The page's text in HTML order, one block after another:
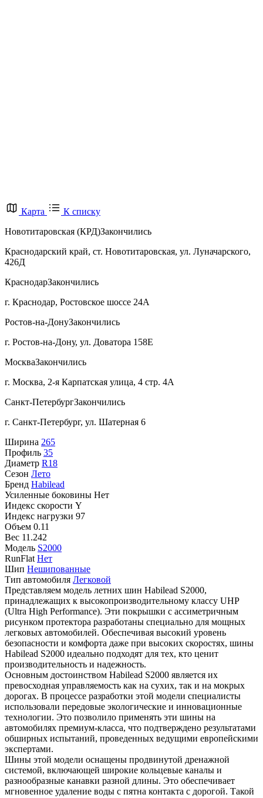
Карта
К списку
Новотитаровская (КРД)Закончились
Краснодарский край, ст. Новотитаровская, ул. Луначарского,
426Д
КраснодарЗакончились
г. Краснодар, Ростовское шоссе 24А
Ростов-на-ДонуЗакончились
г. Ростов-на-Дону, ул. Доватора 158Е
МоскваЗакончились
г. Москва, 2-я Карпатская улица, 4 стр. 4А
Санкт-ПетербургЗакончились
г. Санкт-Петербург, ул. Шатерная 6
Ширина 265
Профиль 35
Диаметр R18
Сезон Лето
Бренд Habilead
Усиленные боковины Нет
Индекс скорости Y
Индекс нагрузки 97
Объем 0.11
Вес 11.242
Модель S2000
RunFlat Нет
Шип Нешипованные
Тип автомобиля Легковой
Представляем модель летних шин Habilead S2000,
принадлежащих к высокопроизводительному классу UHP
(Ultra High Performance). Эти покрышки с ассиметричным
рисунком протектора разработаны специально для мощных
легковых автомобилей. Обеспечивая высокий уровень
безопасности и комфорта даже при высоких скоростях, шины
Habilead S2000 идеально подходят для тех, кто ценит
производительность и надежность.
Основным достоинством Habilead S2000 является их
превосходная управляемость как на сухих, так и на мокрых
дорогах. В процессе разработки этой модели специалисты
использовали передовые экологические и инновационные
технологии. Это позволило применять эти шины на
автомобилях премиум-класса, что подтверждено результатами
обширных испытаний, проведенных ведущими европейскими
экспертами.
Шины этой модели оснащены продвинутой дренажной
системой, включающей широкие кольцевые каналы и
разнообразные канавки разной длины. Это обеспечивает
мгновенное удаление воды с пятна контакта с дорогой. Такой